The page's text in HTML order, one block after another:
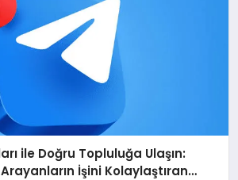
ile Doğru Topluluğa Ulaşın:
İşini Kolaylaştıran